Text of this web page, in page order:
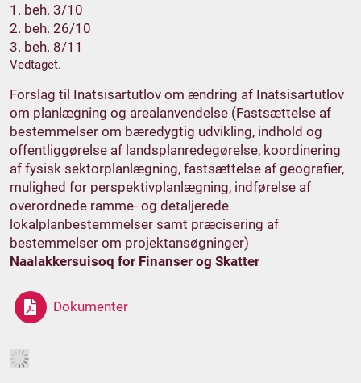
1. beh. 3/10
2. beh. 26/10
3. beh. 8/11
Vedtaget.
Forslag til Inatsisartutlov om ændring af Inatsisartutlov
om planlægning og arealanvendelse (Fastsættelse af
bestemmelser om bæredygtig udvikling, indhold og
offentliggørelse af landsplanredegørelse, koordinering
af fysisk sektorplanlægning, fastsættelse af geografier,
mulighed for perspektivplanlægning, indførelse af
overordnede ramme- og detaljerede
lokalplanbestemmelser samt præcisering af
bestemmelser om projektansøgninger)
Naalakkersuisoq for Finanser og Skatter
Dokumenter